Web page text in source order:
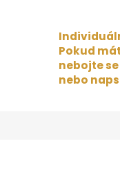
Pokud
nebojte
nebo